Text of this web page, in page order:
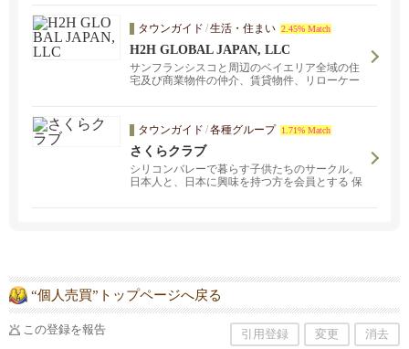
タウンガイド /生活・住まい 2.45% Match
H2H GLOBAL JAPAN, LLC
サンフランシスコと周辺のベイエリア全域の住
宅及び商業物件の仲介、賃貸物件、リローケー
ンシスコ、サンノゼ、オークランド、バークレ
ー、ウォルナッツクリーク、ナパなどベイエリ
ア全域をカバー。日米間の住宅とお引越しのト
ータルサポートをご提供いたします。
タウンガイド /各種グループ 1.71% Match
さくらクラブ
シリコンバレーで暮らす子供たちのサークル。
日本人と、日本に興味を持つ方を会員とする 保
“個人売買”トップページへ戻る
この登録を報告 引用登録 変更 消去